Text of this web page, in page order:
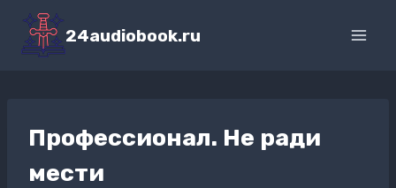
Перейти
содержимому
24audiobook.ru
Профессионал. Не ради
мести